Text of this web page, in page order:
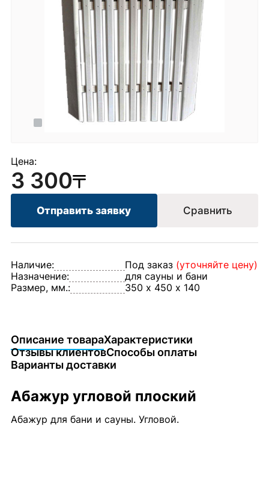
Цена:
3 300
Отправить заявку Сравнить
Наличие: Под заказ (уточняйте цену)
Назначение:
для сауны и бани
Размер, мм.:
350 х 450 х 140
Описание товараХарактеристики
Отзывы клиентовСпособы оплаты
Варианты доставки
Абажур угловой плоский
Абажур для бани и сауны. Угловой.